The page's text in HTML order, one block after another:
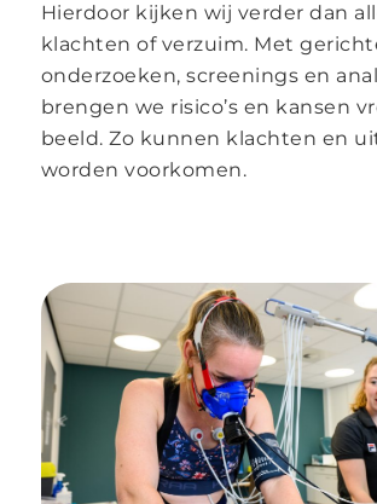
Hierdoor kijken wij verder dan
klachten of verzuim. Met
onderzoeken, screenings en
brengen we risico’s en kansen
beeld. Zo kunnen klachten en
worden voorkomen.